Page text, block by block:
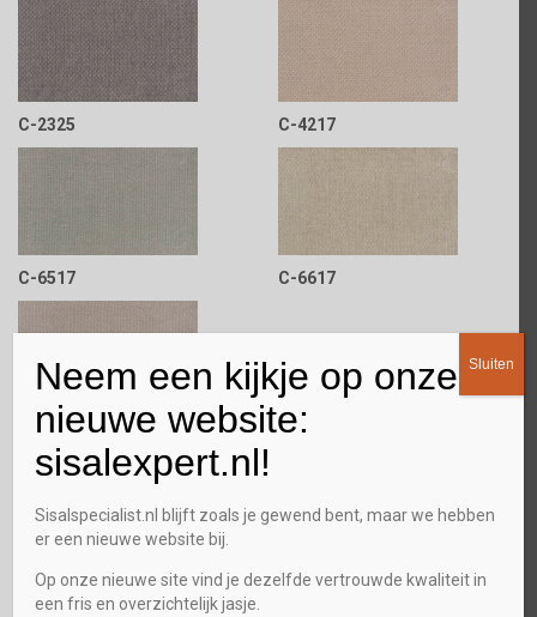
C-2325 C-4217
C-6517 C-6617
C-7617
Gebandeerd met katoen
Neem een kijkje op onze
nieuwe website:
sisalexpert.nl!
Sisalspecialist.nl blijft zoals je gewend bent, maar we hebben
er een nieuwe website bij.
Op onze nieuwe site vind je dezelfde vertrouwde kwaliteit in
een fris en overzichtelijk jasje.
Sluiten